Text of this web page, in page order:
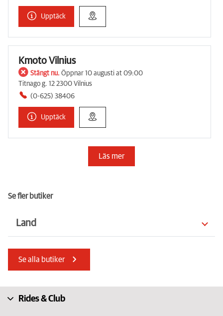
Upptäck
Kmoto Vilnius
Stängt nu. Öppnar 10 augusti at 09:00
Titnago g. 12 2300 Vilnius
(0-625) 38406
Upptäck
Läs mer
Se fler butiker
Land
Sydafrika
Isle of Man
Förenade Arabemiraten
Tjeckien
Se alla butiker
Rides & Club